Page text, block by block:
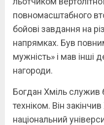
повномасштабного
бойові завдання на
напрямках. Був
мужність» і мав інші
нагороди.
Богдан Хміль служив
техніком. Він
національний